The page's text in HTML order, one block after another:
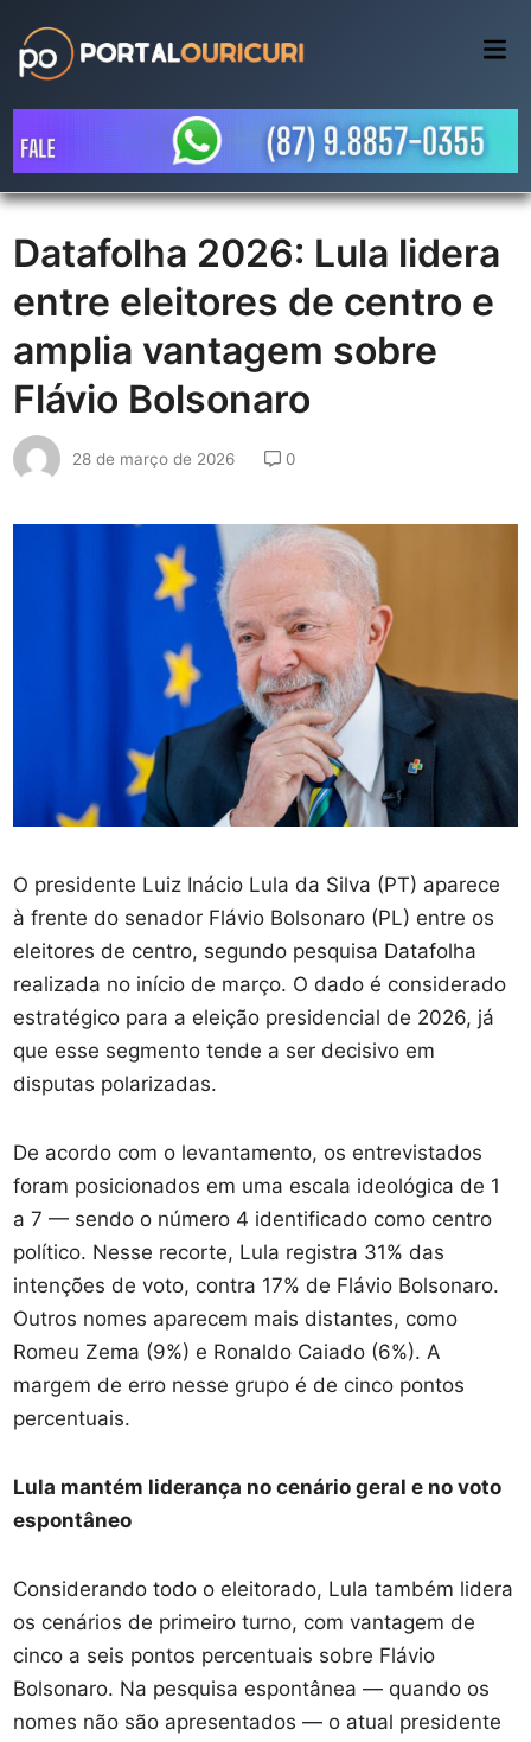
content
Datafolha 2026: Lula lidera
entre eleitores de centro e
amplia vantagem sobre
Flávio Bolsonaro
28 de março de 2026 0
O presidente Luiz Inácio Lula da Silva (PT) aparece
à frente do senador Flávio Bolsonaro (PL) entre os
eleitores de centro, segundo pesquisa Datafolha
realizada no início de março. O dado é considerado
estratégico para a eleição presidencial de 2026, já
que esse segmento tende a ser decisivo em
disputas polarizadas.
De acordo com o levantamento, os entrevistados
foram posicionados em uma escala ideológica de 1
a 7 — sendo o número 4 identificado como centro
político. Nesse recorte, Lula registra 31% das
intenções de voto, contra 17% de Flávio Bolsonaro.
Outros nomes aparecem mais distantes, como
Romeu Zema (9%) e Ronaldo Caiado (6%). A
margem de erro nesse grupo é de cinco pontos
percentuais.
Lula mantém liderança no cenário geral e no voto
espontâneo
Considerando todo o eleitorado, Lula também lidera
os cenários de primeiro turno, com vantagem de
cinco a seis pontos percentuais sobre Flávio
Bolsonaro. Na pesquisa espontânea — quando os
nomes não são apresentados — o atual presidente